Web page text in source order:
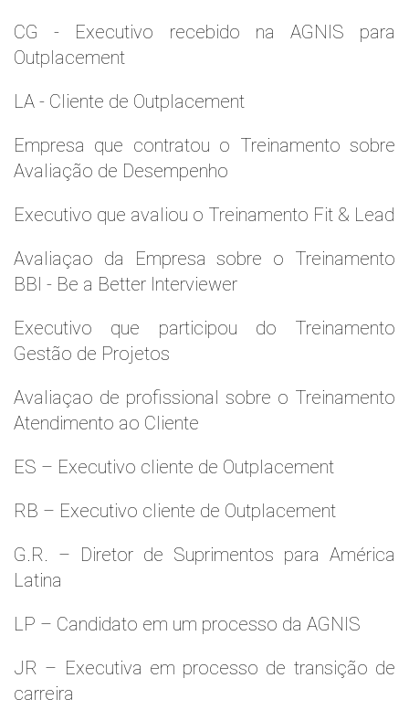
CG - Executivo recebido na AGNIS para
Outplacement
LA - Cliente de Outplacement
Empresa que contratou o Treinamento sobre
Avaliação de Desempenho
Executivo que avaliou o Treinamento Fit & Lead
Avaliaçao da Empresa sobre o Treinamento
BBI - Be a Better Interviewer
Executivo que participou do Treinamento
Gestão de Projetos
Avaliaçao de profissional sobre o Treinamento
Atendimento ao Cliente
ES – Executivo cliente de Outplacement
RB – Executivo cliente de Outplacement
G.R. – Diretor de Suprimentos para América
Latina
LP – Candidato em um processo da AGNIS
JR – Executiva em processo de transição de
carreira